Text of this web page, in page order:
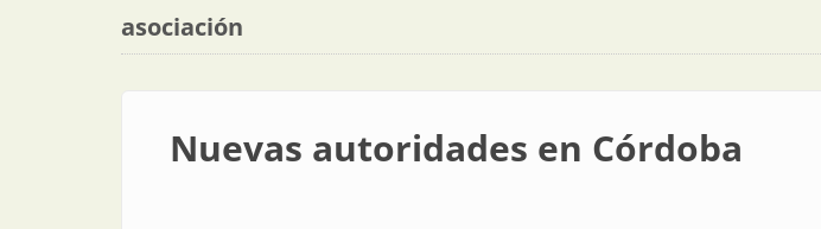
asociación
Nuevas autoridades en Córdoba